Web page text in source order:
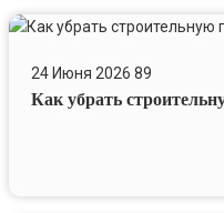
Как
строительную
пыль
24 Июня 2026 89
Как убрать